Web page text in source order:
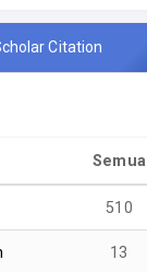
Citation
Semua
510
13